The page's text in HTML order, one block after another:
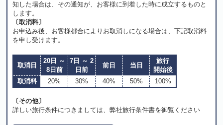
知した場合は、その通知が、お客様に到着した時に成立するものと
します。
〔取消料〕
お申込み後、お客様都合によりお取消しになる場合は、下記取消料
を申し受けます。
取消日
20日 ～
8日前
7日 ～ 2
日前
前日 当日
旅行
開始後
取消料
20% 30% 40% 50% 100%
〔その他〕
詳しい旅行条件につきましては、弊社旅行条件書を御覧ください